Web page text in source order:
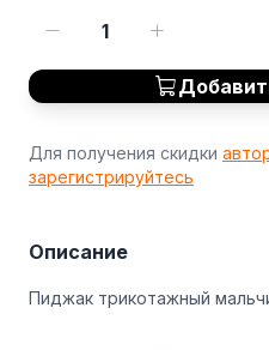
1
Для получения скидки
зарегистрируйтесь
Описание
Пиджак трикотажный